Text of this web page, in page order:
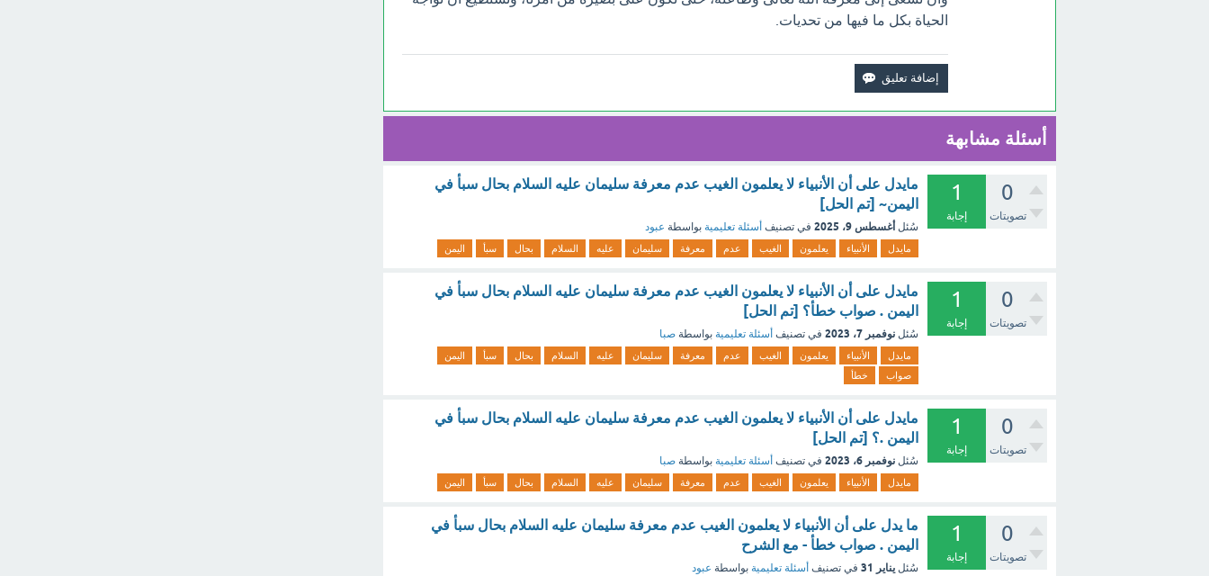
الحياة بكل ما فيها من تحديات.
أسئلة مشابهة
0
تصويتات
1
إجابة
مايدل على أن الأنبياء لا يعلمون الغيب عدم معرفة سليمان عليه السلام بحال سبأ في
اليمن~ [تم الحل]
سُئل أغسطس 9، 2025 في تصنيف أسئلة تعليمية بواسطة عبود
مايدل الأنبياء يعلمون الغيب عدم معرفة سليمان عليه السلام بحال سبأ اليمن
0
تصويتات
1
إجابة
مايدل على أن الأنبياء لا يعلمون الغيب عدم معرفة سليمان عليه السلام بحال سبأ في
اليمن . صواب خطأ؟ [تم الحل]
سُئل نوفمبر 7، 2023 في تصنيف أسئلة تعليمية بواسطة صبا
مايدل الأنبياء يعلمون الغيب عدم معرفة سليمان عليه السلام بحال سبأ
اليمن
صواب
خطأ
0
تصويتات
1
إجابة
مايدل على أن الأنبياء لا يعلمون الغيب عدم معرفة سليمان عليه السلام بحال سبأ في
اليمن .؟ [تم الحل]
سُئل نوفمبر 6، 2023 في تصنيف أسئلة تعليمية بواسطة صبا
مايدل الأنبياء يعلمون الغيب عدم معرفة سليمان عليه السلام بحال سبأ اليمن
0
تصويتات
1
إجابة
ما يدل على أن الأنبياء لا يعلمون الغيب عدم معرفة سليمان عليه السلام بحال سبأ في
اليمن . صواب خطأ - مع الشرح
سُئل يناير 31 في تصنيف أسئلة تعليمية بواسطة عبود